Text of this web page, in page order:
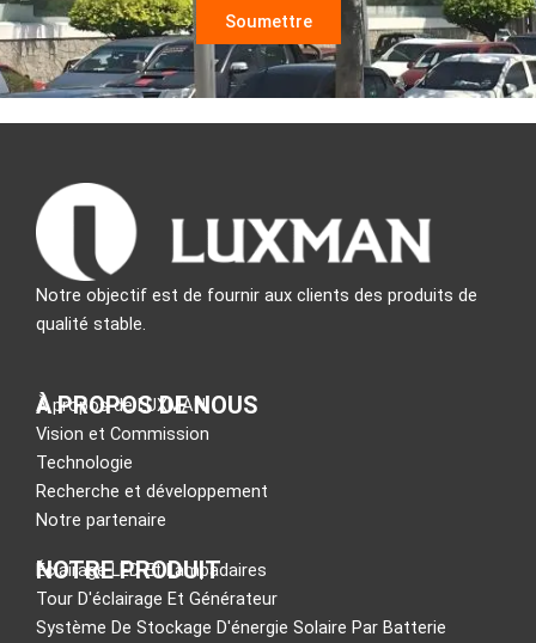
Notre objectif est de fournir aux clients des produits de
qualité stable.
À PROPOS DE NOUS
À propos de LUXMAN
Vision et Commission
Technologie
Recherche et développement
Notre partenaire
NOTRE PRODUIT
Éclairage LED Et Lampadaires
Tour D'éclairage Et Générateur
Système De Stockage D'énergie Solaire Par Batterie